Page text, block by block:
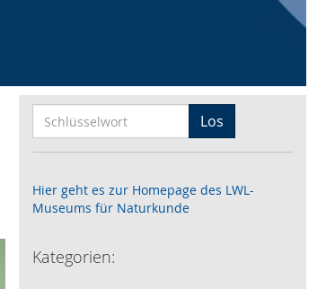
c
h
ü
e
Los
Hier geht es zur Homepage des LWL-
Museums für Naturkunde
Kategorien: